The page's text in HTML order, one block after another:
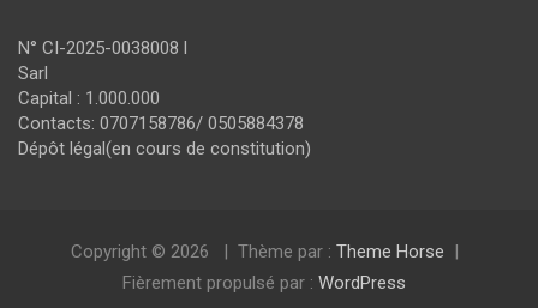
N° CI-2025-0038008 l
Sarl
Capital : 1.000.000
Contacts: 0707158786/ 0505884378
Dépôt légal(en cours de constitution)
Copyright © 2026 Thème par : Theme Horse
Fièrement propulsé par : WordPress